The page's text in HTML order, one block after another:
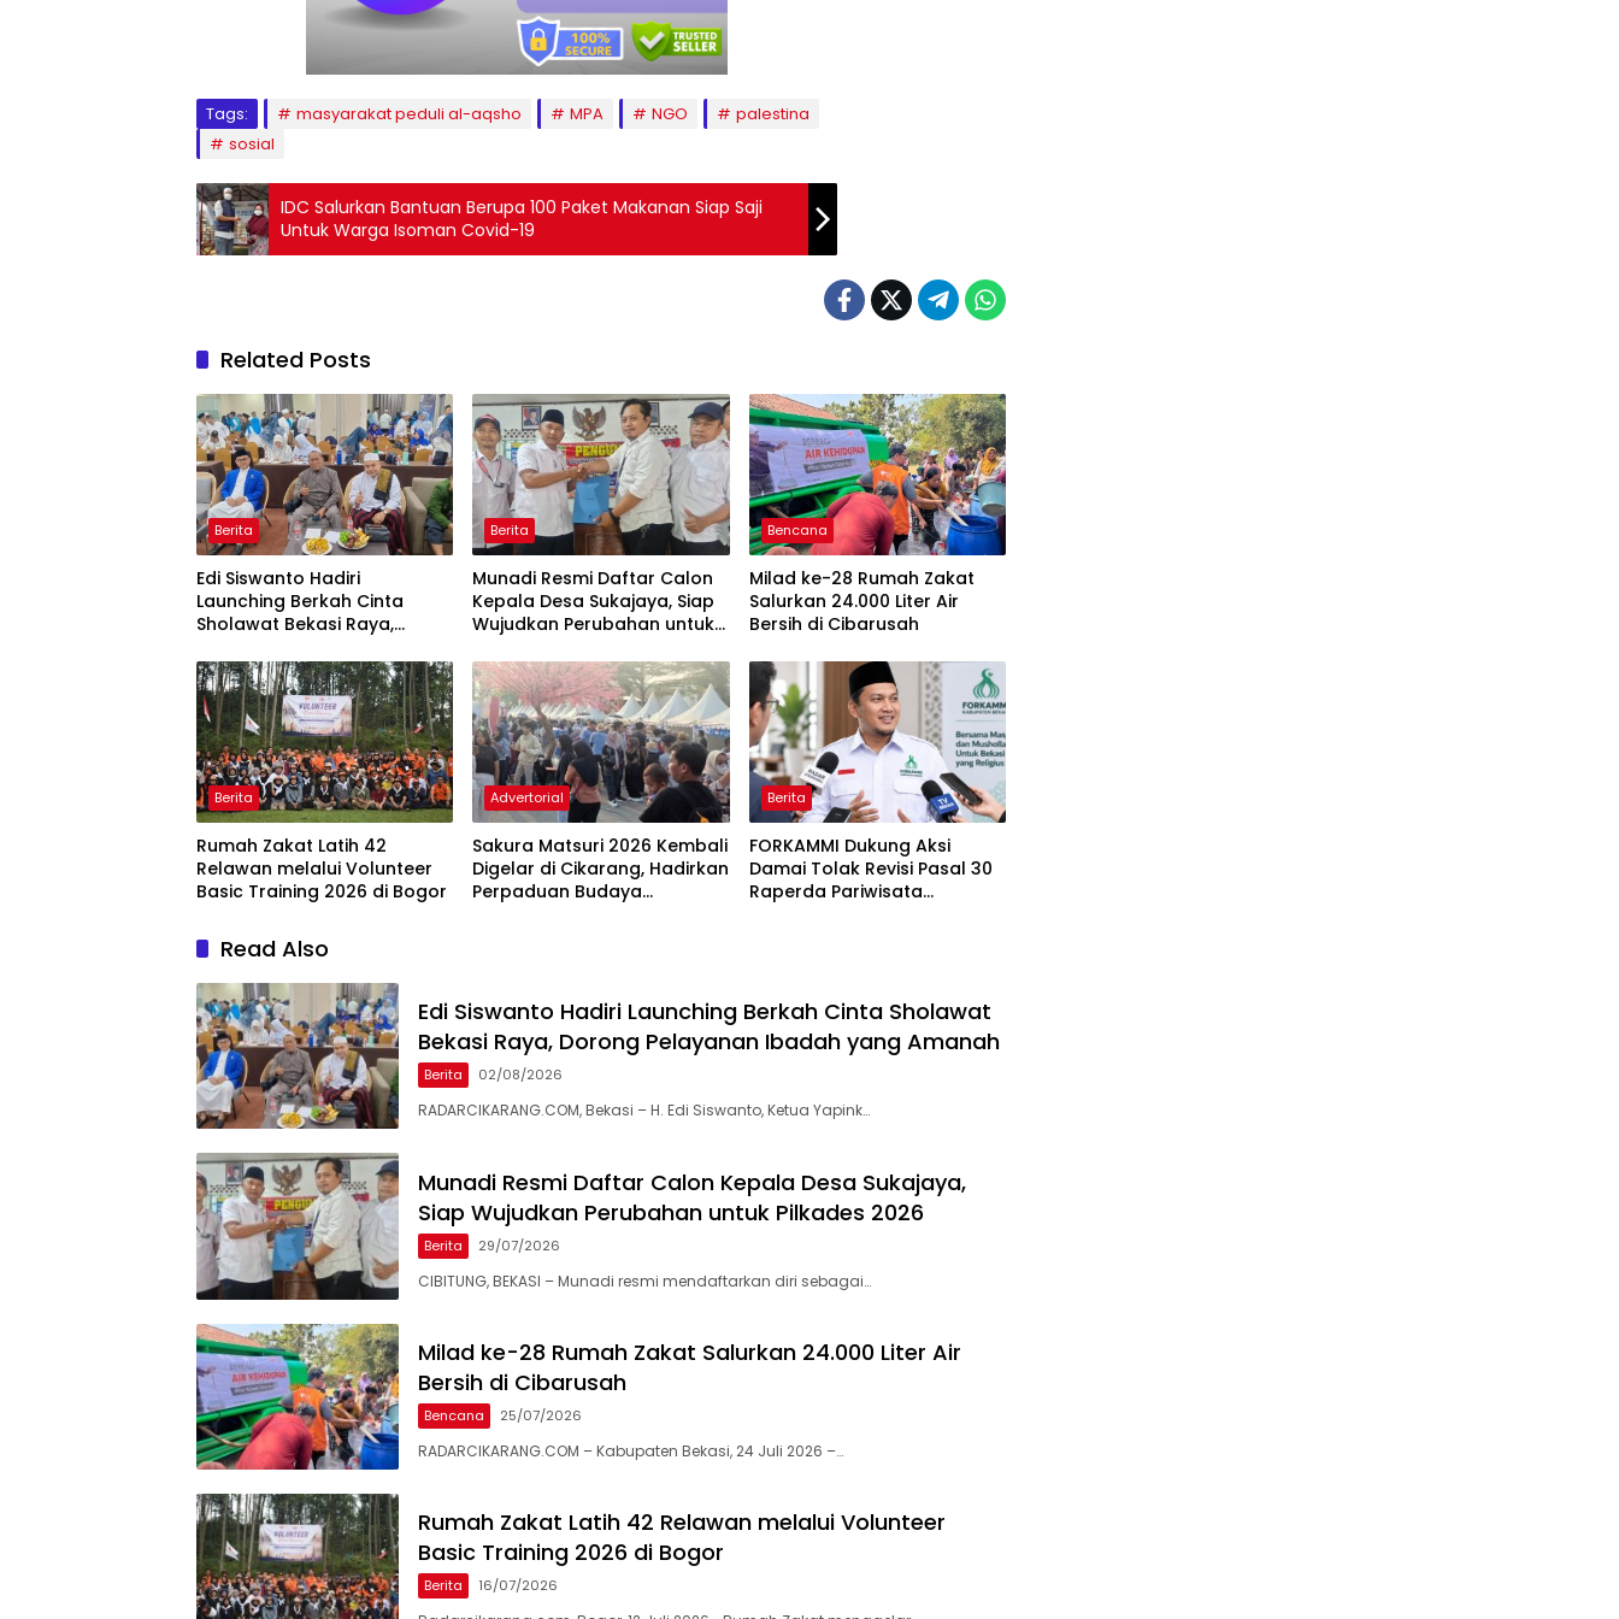
Tags: masyarakat peduli al-aqsho MPA NGO
palestina
sosial
IDC Salurkan Bantuan Berupa 100 Paket Makanan Siap Saji
Untuk Warga Isoman Covid-19
Related Posts
Berita
Edi Siswanto Hadiri
Launching Berkah Cinta
Sholawat Bekasi Raya,
yang Amanah
Berita
Munadi Resmi Daftar Calon
Kepala Desa Sukajaya, Siap
Wujudkan Perubahan untuk
Bencana
Milad ke-28 Rumah Zakat
Salurkan 24.000 Liter Air
Bersih di Cibarusah
Berita
Rumah Zakat Latih 42
Relawan melalui Volunteer
Basic Training 2026 di Bogor
Advertorial
Sakura Matsuri 2026 Kembali
Digelar di Cikarang, Hadirkan
Perpaduan Budaya
Berita
FORKAMMI Dukung Aksi
Damai Tolak Revisi Pasal 30
Raperda Pariwisata
Read Also
Edi Siswanto Hadiri Launching Berkah Cinta Sholawat
Bekasi Raya, Dorong Pelayanan Ibadah yang Amanah
Berita 02/08/2026
RADARCIKARANG.COM, Bekasi – H. Edi Siswanto, Ketua Yapink…
Munadi Resmi Daftar Calon Kepala Desa Sukajaya,
Siap Wujudkan Perubahan untuk Pilkades 2026
Berita 29/07/2026
CIBITUNG, BEKASI – Munadi resmi mendaftarkan diri sebagai…
Milad ke-28 Rumah Zakat Salurkan 24.000 Liter Air
Bersih di Cibarusah
Bencana 25/07/2026
RADARCIKARANG.COM – Kabupaten Bekasi, 24 Juli 2026 –…
Rumah Zakat Latih 42 Relawan melalui Volunteer
Basic Training 2026 di Bogor
Berita 16/07/2026